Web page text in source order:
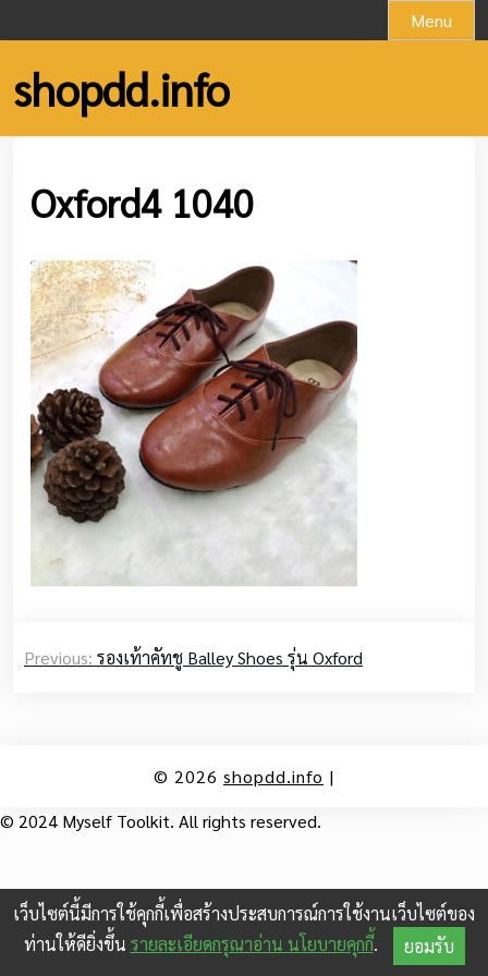
to
content
Menu
shopdd.info
Oxford4 1040
navigation
Previous: รองเท้าคัทชู Balley Shoes รุ่น Oxford
© 2026 shopdd.info |
© 2024 Myself Toolkit. All rights reserved.
เว็บไซต์นี้มีการใช้คุกกี้เพื่อสร้างประสบการณ์การใช้งานเว็บไซต์ของ
ท่านให้ดียิ่งขึ้น รายละเอียดกรุณาอ่าน นโยบายคุกกี้. ยอมรับ